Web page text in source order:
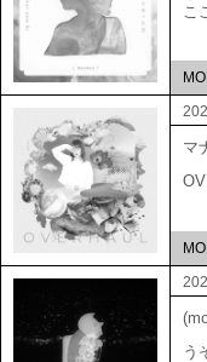
こ
マ
う